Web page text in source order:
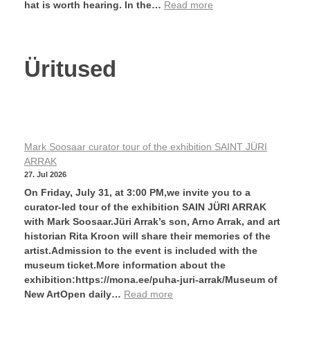
hat is worth hearing. In the… Read more
Üritused
Mark Soosaar curator tour of the exhibition SAINT JÜRI
ARRAK
27. Jul 2026
On Friday, July 31, at 3:00 PM,we invite you to a
curator-led tour of the exhibition SAIN JÜRI ARRAK
with Mark Soosaar.Jüri Arrak’s son, Arno Arrak, and art
historian Rita Kroon will share their memories of the
artist.Admission to the event is included with the
museum ticket.More information about the
exhibition:https://mona.ee/puha-juri-arrak/Museum of
New ArtOpen daily… Read more